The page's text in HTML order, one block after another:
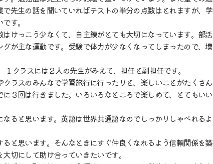
先生の話を聞いていればテストの半分の点数はとれますが、学
す。
けっこう少なくて、自主練がとても大切になっています。部活
が主な運動です。受験で体力が少なくなってしまったので、増
クラスには２人の先生がみえて、担任と副担任です。
ラスのみんなで学習旅行に行ったりと、楽しいことがたくさん
３回は行きました。いろいろなところで楽しめて、とてもいい
ると思います。英語は世界共通語なのでしっかりしゃべれるよ
と思います。そんなときにすぐ仲良くなれるよう信頼関係を築
切にして助け合っていきたいです。